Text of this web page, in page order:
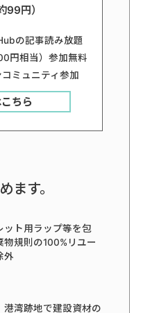
99円）
の記事読み放題
円相当）参加無料
ミュニティ参加
ちら
ます。
ット用ラップ等を包
物規則の100%リユー
外
港湾跡地で建設資材の